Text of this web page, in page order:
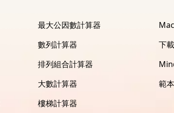
最大公因數計算器
數列計算器
排列組合計算器
大數計算器
樓梯計算器
下
範本